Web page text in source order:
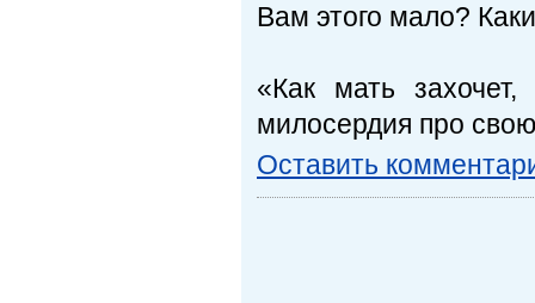
Вам этого мало?
«Как мать
милосердия про
Оставить